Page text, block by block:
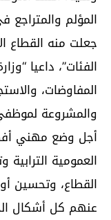
المؤلم والمتراجع
جعلت منه القطاع
الفئات”، داعيا
المفاوضات،
والمشروعة
أجل وضع مهني
العمومية الترابية
القطاع، وتحسين
عنهم كل أشكال